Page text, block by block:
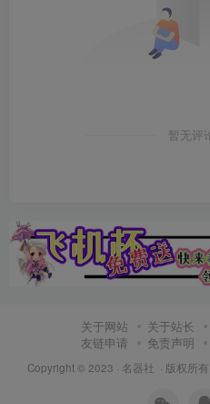
暂无评
关于网站 关于站长
友链申请
免责声明
Copyright © 2023 · 名器社 · 版权所有